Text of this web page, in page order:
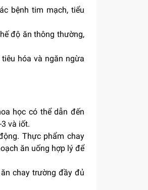
bệnh tim mạch, tiểu
độ ăn thông thường,
hóa và ngăn ngừa
học có thể dẫn đến
và iốt.
Thực phẩm chay
ăn uống hợp lý để
chay trường đầy đủ